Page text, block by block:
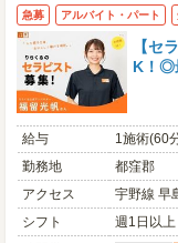
急募 アルバイト・パート
【セ
K！◎
給与
1施術(60
勤務地
都窪郡
アクセス
宇野線 早
シフト
週1日以